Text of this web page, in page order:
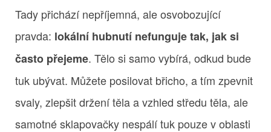
Tady přichází nepříjemná, ale osvobozující
pravda: lokální hubnutí nefunguje tak, jak si
často přejeme. Tělo si samo vybírá, odkud bude
tuk ubývat. Můžete posilovat břicho, a tím zpevnit
svaly, zlepšit držení těla a vzhled středu těla, ale
samotné sklapovačky nespálí tuk pouze v oblasti